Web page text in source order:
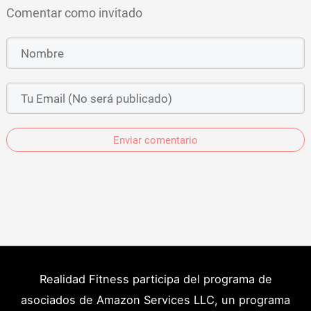
Comentar como invitado
Enviar comentario
Realidad Fitness participa del programa de
asociados de Amazon Services LLC, un programa